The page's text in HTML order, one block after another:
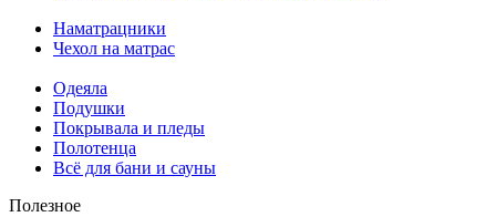
Наматрацники
Чехол на матрас
Одеяла
Подушки
Покрывала и пледы
Полотенца
Всё для бани и сауны
Полезное